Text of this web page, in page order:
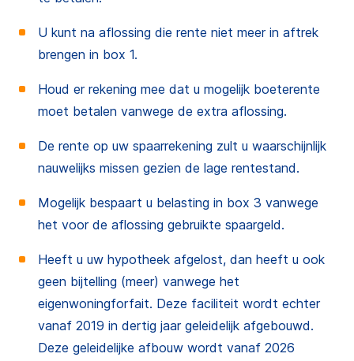
U kunt na aflossing die rente niet meer in aftrek
brengen in box 1.
Houd er rekening mee dat u mogelijk boeterente
moet betalen vanwege de extra aflossing.
De rente op uw spaarrekening zult u waarschijnlijk
nauwelijks missen gezien de lage rentestand.
Mogelijk bespaart u belasting in box 3 vanwege
het voor de aflossing gebruikte spaargeld.
Heeft u uw hypotheek afgelost, dan heeft u ook
geen bijtelling (meer) vanwege het
eigenwoningforfait. Deze faciliteit wordt echter
vanaf 2019 in dertig jaar geleidelijk afgebouwd.
Deze geleidelijke afbouw wordt vanaf 2026